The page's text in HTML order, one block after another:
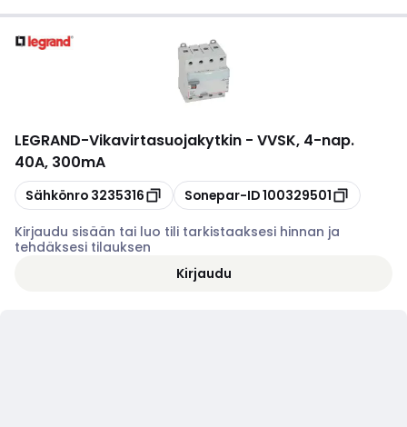
LEGRAND-Vikavirtasuojakytkin - VVSK, 4-nap.
40A, 300mA
Kopioi
Sähkönro 3235316 Kopioi
Sonepar-ID100329501
Kirjaudu sisään tai luo tili tarkistaaksesi hinnan ja
tehdäksesi tilauksen
Kirjaudu